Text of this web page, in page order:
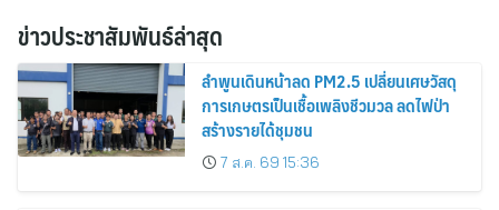
ข่าวประชาสัมพันธ์ล่าสุด
ลำพูนเดินหน้าลด PM2.5 เปลี่ยนเศษวัสดุ
การเกษตรเป็นเชื้อเพลิงชีวมวล ลดไฟป่า
สร้างรายได้ชุมชน
7 ส.ค. 69 15:36